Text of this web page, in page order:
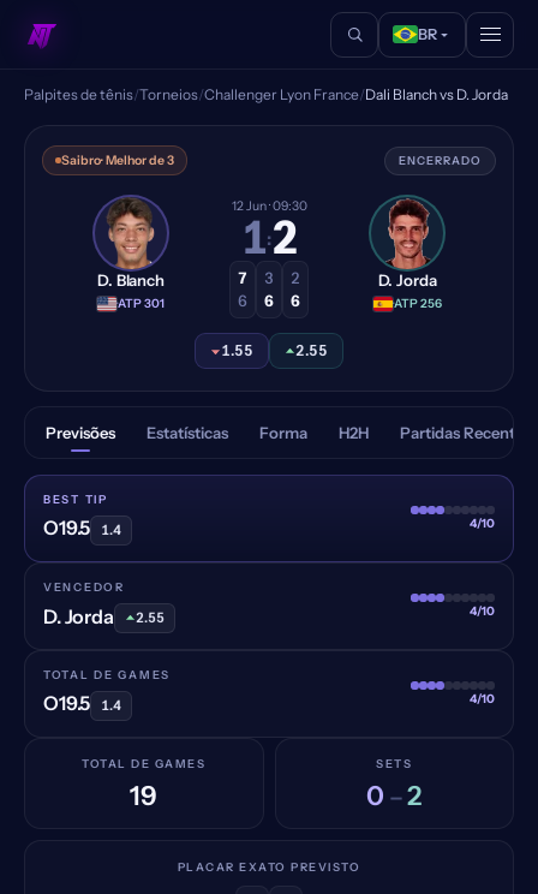
BR
Dali Blanch vs D. Jorda —
Palpites de tênis/Torneios/Challenger Lyon France/Dali Blanch vs D. Jorda
Saibro· Melhor de 3 ENCERRADO
D. Blanch
·ATP 301
12 Jun· 09:30
1:2
7
6
3
6
2
6
D. Jorda
·ATP 256
1.55 2.55
Previsões Estatísticas Forma H2H Partidas Recentes
BEST TIP
O19.5 1.4 4/10
VENCEDOR
D. Jorda 2.55 4/10
TOTAL DE GAMES
O19.5 1.4 4/10
TOTAL DE GAMES
19
SETS
0 –2
PLACAR EXATO PREVISTO